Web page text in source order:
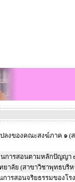
ลงของคณะสงฆ์ภาค ๑ (
นการสอนตามหลักปัญญา
าลัย (สาขาวิชาพุทธบริห
ารสอนจริยธรรมของโร